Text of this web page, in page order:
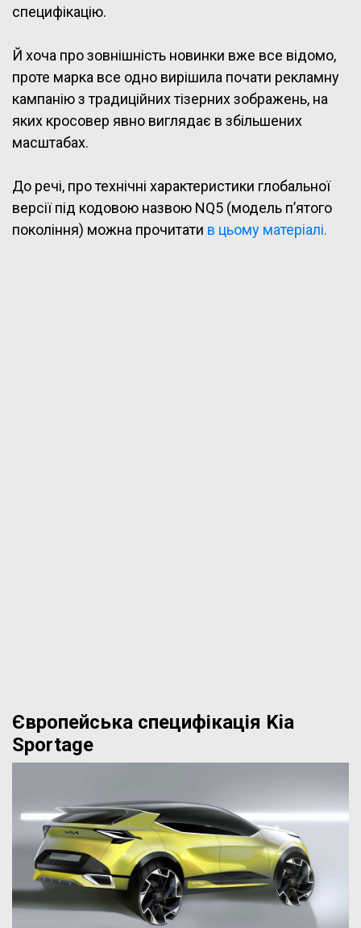
специфікацію.
Й хоча про зовнішність новинки вже все відомо,
проте марка все одно вирішила почати рекламну
кампанію з традиційних тізерних зображень, на
яких кросовер явно виглядає в збільшених
масштабах.
До речі, про технічні характеристики глобальної
версії під кодовою назвою NQ5 (модель п’ятого
покоління) можна прочитати в цьому матеріалі.
Європейська специфікація Kia
Sportage